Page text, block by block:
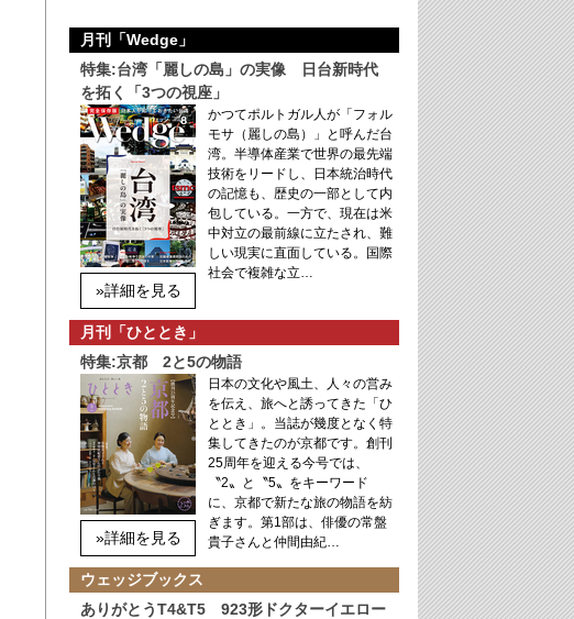
月刊「Wedge」
特集:台湾「麗しの島」の実像 日台新時代
を拓く「3つの視座」
»詳細を見る
かつてポルトガル人が「フォル
モサ（麗しの島）」と呼んだ台
湾。半導体産業で世界の最先端
技術をリードし、日本統治時代
の記憶も、歴史の一部として内
包している。一方で、現在は米
中対立の最前線に立たされ、難
しい現実に直面している。国際
社会で複雑な立…
月刊「ひととき」
特集:京都 2と5の物語
»詳細を見る
日本の文化や風土、人々の営み
を伝え、旅へと誘ってきた「ひ
ととき」。当誌が幾度となく特
集してきたのが京都です。創刊
25周年を迎える今号では、
〝2〟と〝5〟をキーワード
に、京都で新たな旅の物語を紡
ぎます。第1部は、俳優の常盤
貴子さんと仲間由紀…
ウェッジブックス
ありがとうT4&T5 923形ドクターイエロー